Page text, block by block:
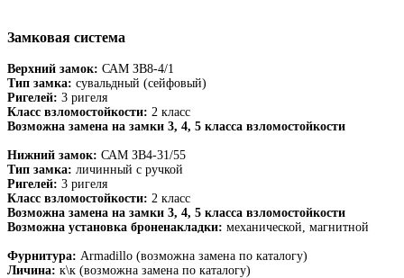
Замковая система
Верхний замок: САМ ЗВ8-4/1
Тип замка: сувальдный (сейфовый)
Ригелей: 3 ригеля
Класс взломостойкости: 2 класс
Возможна замена на замки 3, 4, 5 класса взломостойкости
Нижний замок: САМ ЗВ4-31/55
Тип замка: личинный с ручкой
Ригелей: 3 ригеля
Класс взломостойкости: 2 класс
Возможна замена на замки 3, 4, 5 класса взломостойкости
Возможна установка броненакладки: механической, магнитной
Фурнитура: Armadillo (возможна замена по каталогу)
Личина: к\к (возможна замена по каталогу)